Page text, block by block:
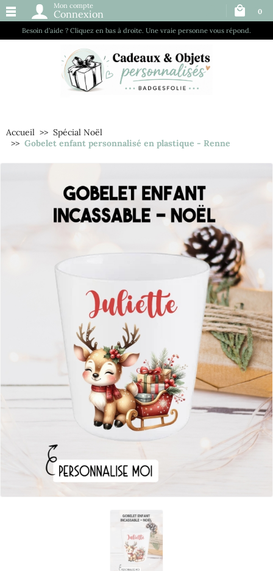
Besoin d’aide ? Cliquez en bas à droite. Une vraie personne vous répond.
Mon compte
Connexion 0
Accueil
Spécial Noël
Gobelet enfant personnalisé en plastique - Renne